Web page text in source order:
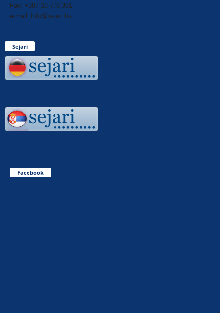
Fax: +387 33 770 301
e-mail: info@sejari.ba
Sejari
Facebook